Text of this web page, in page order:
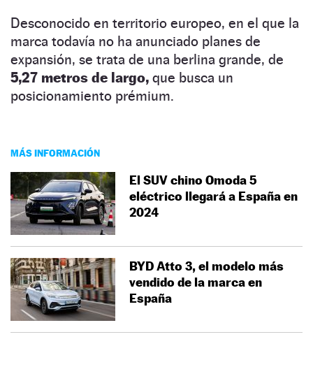
Desconocido en territorio europeo, en el que la
marca todavía no ha anunciado planes de
expansión, se trata de una berlina grande, de
5,27 metros de largo, que busca un
posicionamiento prémium.
MÁS INFORMACIÓN
El SUV chino Omoda 5
eléctrico llegará a España en
2024
BYD Atto 3, el modelo más
vendido de la marca en
España